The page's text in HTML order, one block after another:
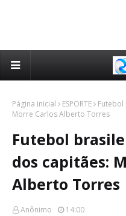
Página inicial ESPORTE
Morre Carlos Alberto Torres
Futebol
dos capitães:
Alberto Torres
Anônimo 14:00